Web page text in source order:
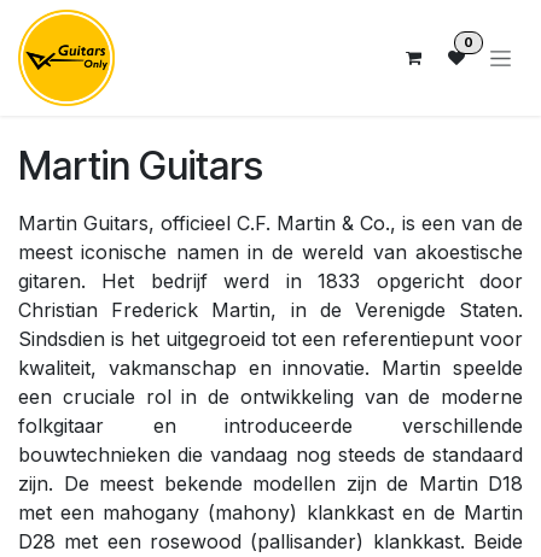
Overslaan naar inhoud
0
Martin Guitars
Martin Guitars, officieel C.F. Martin & Co., is een van de
meest iconische namen in de wereld van akoestische
gitaren. Het bedrijf werd in 1833 opgericht door
Christian Frederick Martin, in de Verenigde Staten.
Sindsdien is het uitgegroeid tot een referentiepunt voor
kwaliteit, vakmanschap en innovatie. Martin speelde
een cruciale rol in de ontwikkeling van de moderne
folkgitaar en introduceerde verschillende
bouwtechnieken die vandaag nog steeds de standaard
zijn. De meest bekende modellen zijn de Martin D18
met een mahogany (mahony) klankkast en de Martin
D28 met een rosewood (pallisander) klankkast. Beide